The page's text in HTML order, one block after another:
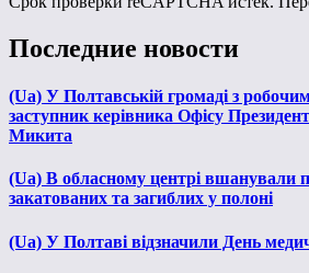
Последние новости
(Ua) У Полтавській громаді з
заступник керівника Офісу
Микита
(Ua) В обласному центрі вшанували
закатованих та загиблих у полоні
(Ua) У Полтаві відзначили День